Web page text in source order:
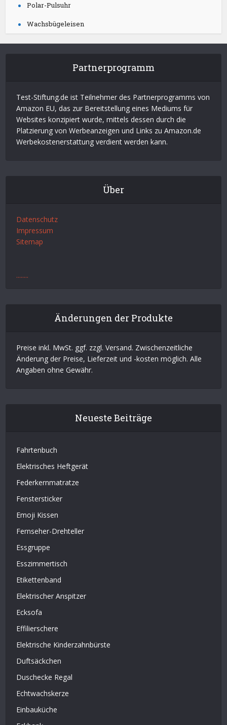
Polar-Pulsuhr
Wachsbügeleisen
Partnerprogramm
Test-Stiftung.de ist Teilnehmer des Partnerprogramms von
Amazon EU, das zur Bereitstellung eines Mediums für
Websites konzipiert wurde, mittels dessen durch die
Platzierung von Werbeanzeigen und Links zu Amazon.de
Werbekostenerstattung verdient werden kann.
Über
Datenschutz
Impressum
Sitemap
........
Änderungen der Produkte
Preise inkl. MwSt. ggf. zzgl. Versand. Zwischenzeitliche
Änderung der Preise, Lieferzeit und -kosten möglich. Alle
Angaben ohne Gewähr.
Neueste Beiträge
Fahrtenbuch
Elektrisches Heftgerät
Federkernmatratze
Fenstersticker
Emoji Kissen
Fernseher-Drehteller
Essgruppe
Esszimmertisch
Etikettenband
Elektrischer Anspitzer
Ecksofa
Effilierschere
Elektrische Kinderzahnbürste
Duftsäckchen
Duschecke Regal
Echtwachskerze
Einbauküche